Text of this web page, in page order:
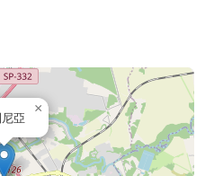
亞
×